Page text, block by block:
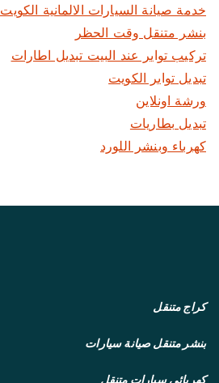
خدمة صيانة السيارات الالمانية الكويت 65795742
بنشر متنقل وقت الحظر
تركيب تواير عند البيت تبديل اطارات
تبديل تواير الكويت
ورشة اونلاين
تبديل بطاريات
كهرباء وبنشر اللورد
كراج متنقل
بنشر متنقلصيانة سيارات
كهربائي سيارات متنقل